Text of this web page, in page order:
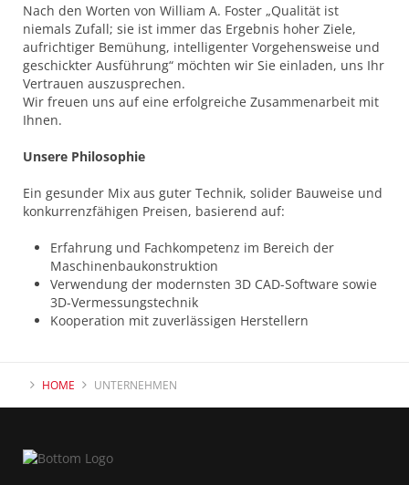
Nach den Worten von William A. Foster „Qualität ist
niemals Zufall; sie ist immer das Ergebnis hoher Ziele,
aufrichtiger Bemühung, intelligenter Vorgehensweise und
geschickter Ausführung“ möchten wir Sie einladen, uns Ihr
Vertrauen auszusprechen.
Wir freuen uns auf eine erfolgreiche Zusammenarbeit mit
Ihnen.
Unsere Philosophie
Ein gesunder Mix aus guter Technik, solider Bauweise und
konkurrenzfähigen Preisen, basierend auf:
Erfahrung und Fachkompetenz im Bereich der
Maschinenbaukonstruktion
Verwendung der modernsten 3D CAD-Software sowie
3D-Vermessungstechnik
Kooperation mit zuverlässigen Herstellern
HOME UNTERNEHMEN